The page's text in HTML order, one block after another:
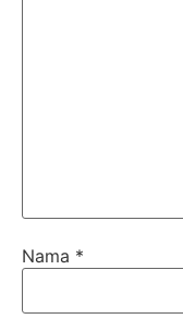
Nama *